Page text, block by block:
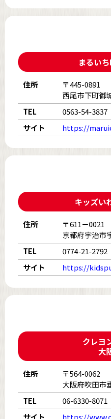
まるい
住所
〒445-0891
西尾市下町御
TEL
0563-54-3837
サイト
https://
キッズい
住所
〒611－0021
京都府宇治市
TEL
0774-21-2792
サイト
https://
クレヨ
大
住所
〒564-0062
大阪府吹田市
TEL
06-6330-8071